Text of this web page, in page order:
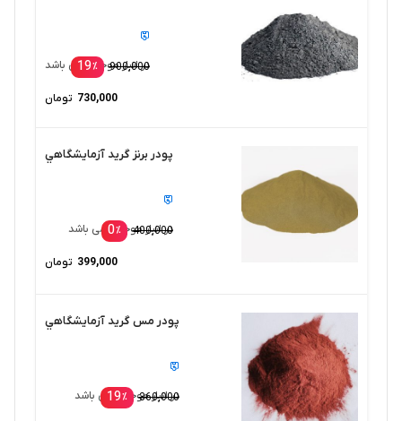
در انبار موجود نمی باشد
٪19 900,000
730,000 تومان
پودر برنز گريد آزمايشگاهي
در انبار موجود نمی باشد
٪0 400,000
399,000 تومان
پودر مس گريد آزمايشگاهي
در انبار موجود نمی باشد
٪19 360,000